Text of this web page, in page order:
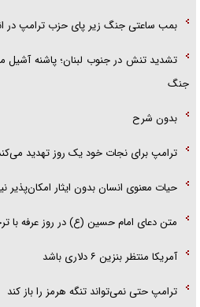
بمب ساعتی جنگ زیر پای حزب ترام‍پ در
تشدید تنش در جنوب لبنان؛ پاشنه آشیل
جنگ
بدون شرح
ترامپ برای نجات خود یک روز تهدید
حیات معنوی انسان بدون ایثار امکان‌پذیر
متن دعای امام حسین (ع) در روز عرفه با
آمریکا منتظر بنزین ۶ دلاری باشد
ترامپ حتی نمی‌تواند تنگه هرمز را باز کند